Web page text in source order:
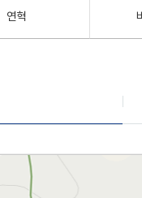
연혁